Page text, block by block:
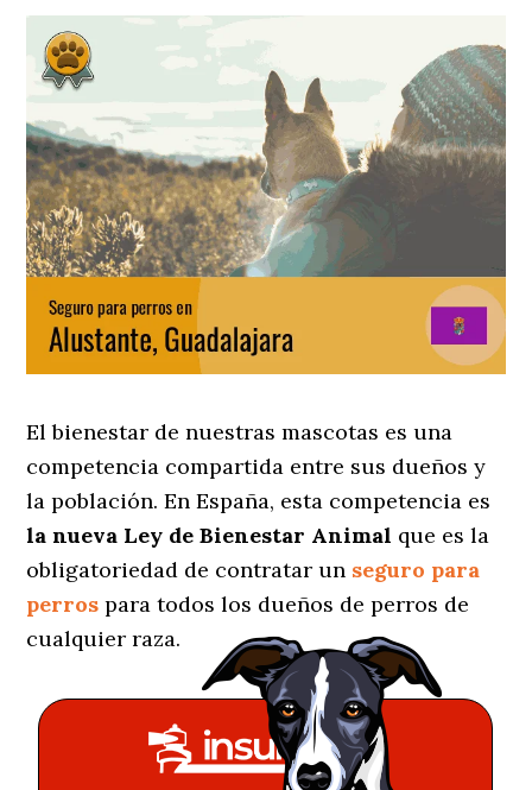
El bienestar de nuestras mascotas es una
competencia compartida entre sus dueños y
la población. En España, esta competencia es
la nueva Ley de Bienestar Animal que es la
obligatoriedad de contratar un seguro para
perros para todos los dueños de perros de
cualquier raza.